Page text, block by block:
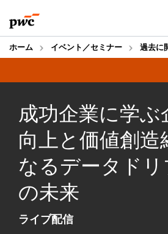
to
content
to
footer
ホーム イベント／セミナー 過去に
成功企業に学ぶ
向上と価値創造
なるデータド
の未来
ライブ配信